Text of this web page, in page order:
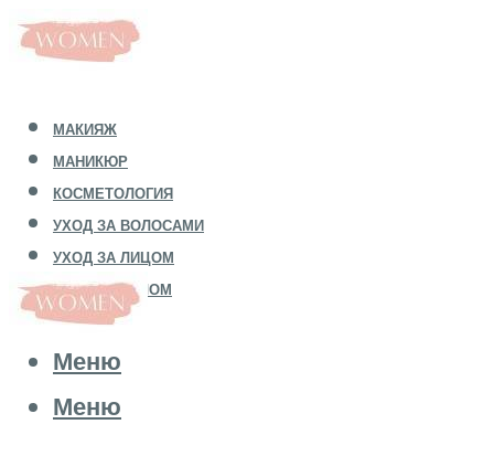
МАКИЯЖ
МАНИКЮР
КОСМЕТОЛОГИЯ
УХОД ЗА ВОЛОСАМИ
УХОД ЗА ЛИЦОМ
УХОД ЗА ТЕЛОМ
Меню
Меню